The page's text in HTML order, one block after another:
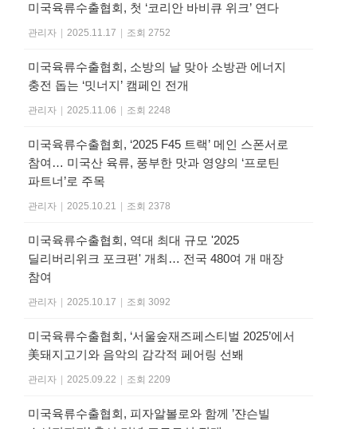
미국육류수출협회, 첫 ‘코리안 바비큐 위크’ 연다
관리자 2025.11.17 조회 2752
미국육류수출협회, 소방의 날 맞아 소방관 에너지
충전 돕는 ‘밋너지’ 캠페인 전개
관리자 2025.11.06 조회 2248
미국육류수출협회, ‘2025 F45 트랙’ 메인 스폰서로
참여… 미국산 육류, 풍부한 맛과 영양의 ‘프로틴
파트너’로 주목
관리자 2025.10.21 조회 2378
미국육류수출협회, 역대 최대 규모 '2025
딜리버리위크 포크편' 개최… 전국 480여 개 매장
참여
관리자 2025.10.17 조회 3092
미국육류수출협회, ‘서울숲재즈페스티벌 2025’에서
美돼지고기와 음악의 감각적 페어링 선봬
관리자 2025.09.22 조회 2209
미국육류수출협회, 피자알볼로와 함께 ’쟌슨빌